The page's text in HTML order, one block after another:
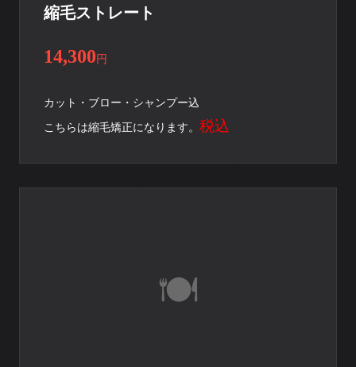
縮毛ストレート
14,300 円
カット・ブロー・シャンプー込
こちらは縮毛矯正になります。 税込